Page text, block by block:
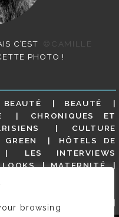
browsing
C’EST
©CAMILLE
PHOTO !
BEAUTÉ
BEAUTÉ
CHRONIQUES ET
CULTURE
GREEN
HÔTELS DE
LES INTERVIEWS
LOOKS
MATERNITÉ
!
RESTAURANTS
SIOU PLAIT
SALONS